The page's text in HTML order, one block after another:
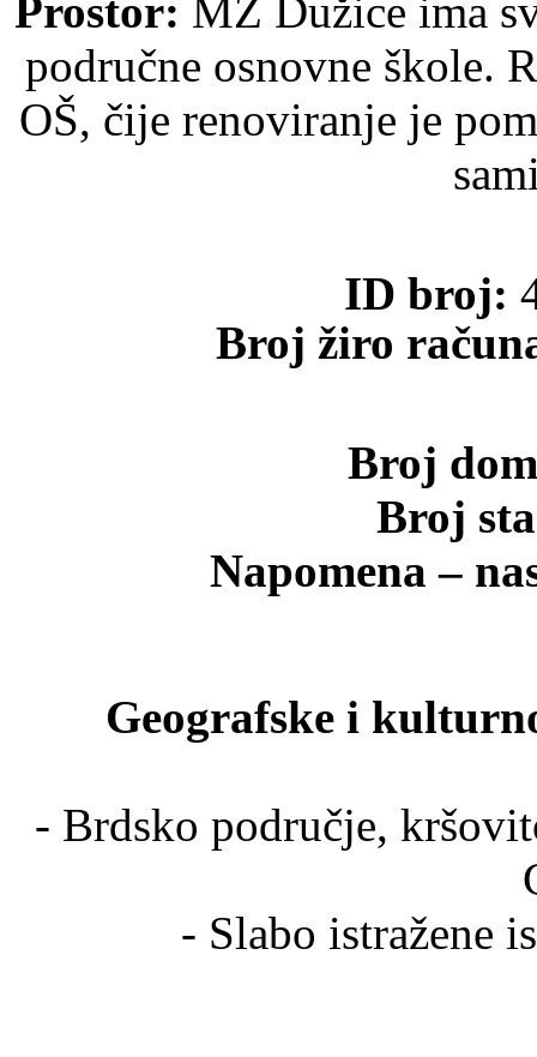
Prostor: MZ Dužice ima
područne osnovne škole.
OŠ, čije renoviranje je
ID broj:
Broj žiro
Broj
Broj
Napomena –
Geografske i
- Brdsko područje,
- Slabo istražene